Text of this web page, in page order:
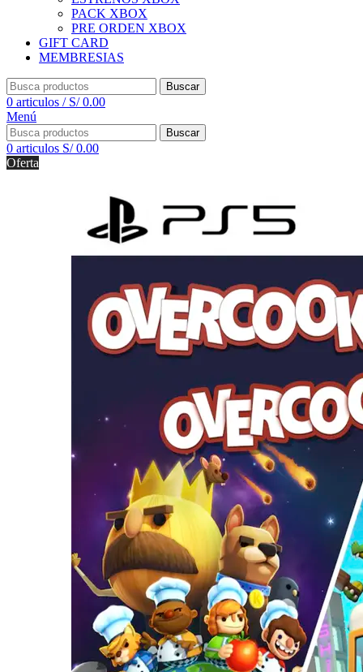
PACK XBOX
PRE ORDEN XBOX
GIFT CARD
MEMBRESIAS
Buscar
0 articulos / S/0.00
Menú
Buscar
0 articulos S/0.00
Oferta